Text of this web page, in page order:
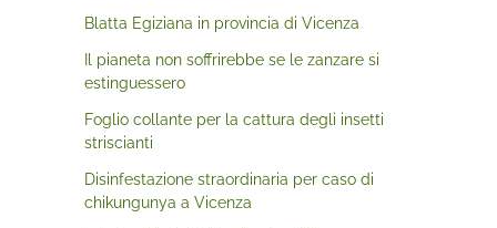
Blatta Egiziana in provincia di Vicenza
Il pianeta non soffrirebbe se le zanzare si
estinguessero
Foglio collante per la cattura degli insetti
striscianti
Disinfestazione straordinaria per caso di
chikungunya a Vicenza